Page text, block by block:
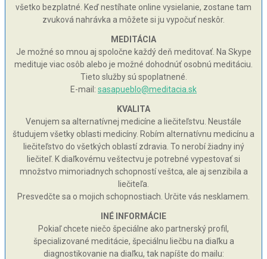
všetko bezplatné. Keď nestíhate online vysielanie, zostane tam
zvuková nahrávka a môžete si ju vypočuť neskôr.
MEDITÁCIA
Je možné so mnou aj spoločne každý deň meditovať. Na Skype
medituje viac osôb alebo je možné dohodnúť osobnú meditáciu.
Tieto služby sú spoplatnené.
E-mail: sasapueblo@meditacia.sk
KVALITA
Venujem sa alternatívnej medicíne a liečiteľstvu. Neustále
študujem všetky oblasti medicíny. Robím alternatívnu medicínu a
liečiteľstvo do všetkých oblastí zdravia. To nerobí žiadny iný
liečiteľ. K diaľkovému veštectvu je potrebné vypestovať si
množstvo mimoriadnych schopností veštca, ale aj senzibila a
liečiteľa.
Presvedčte sa o mojich schopnostiach. Určite vás nesklamem.
INÉ INFORMÁCIE
Pokiaľ chcete niečo špeciálne ako partnerský profil,
špecializované meditácie, špeciálnu liečbu na diaľku a
diagnostikovanie na diaľku, tak napíšte do mailu: